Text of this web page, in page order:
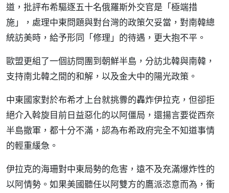
道，批評布希驅逐五十名俄羅斯外交官是「極端措
施」，處理中東問題與對台灣的政策欠妥當，對南韓總
統訪美時，給予形同「修理」的待遇，更大抱不平。
歐盟更組了一個訪問團到朝鮮半島，分訪北韓與南韓，
支持南北韓之間的和解，以及金大中的陽光政策。
中東國家對於布希才上台就挑釁的轟炸伊拉克，但卻拒
絕介入斡旋目前日益惡化的以阿僵局，還揚言要從西奈
半島撤軍，都十分不滿，認為布希政府完全不知道事情
的輕重緩急。
伊拉克的海珊對中東局勢的危害，遠不及充滿爆炸性的
以阿情勢。如果美國聽任以阿雙方的鷹派恣意而為，衝